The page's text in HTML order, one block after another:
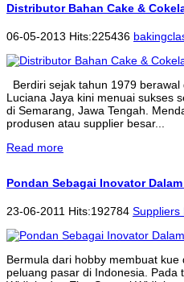
Distributor Bahan Cake &
06-05-2013 Hits:225436
Berdiri sejak tahun 1979
Luciana Jaya kini menuai sukses
di Semarang, Jawa Tengah.
produsen atau supplier besar...
Read more
Pondan Sebagai Inovator
23-06-2011 Hits:192784 Suppliers
Bermula dari hobby membuat
peluang pasar di Indonesia. Pada